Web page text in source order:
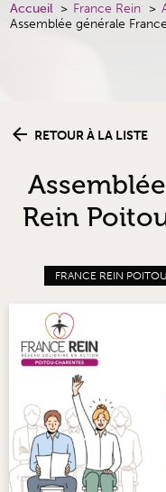
Accueil France Rein
Assemblée générale
RETOUR À LA LISTE
Rein
FRANCE REIN